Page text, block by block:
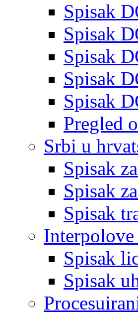
Spisak
Spisak
Spisak
Spisak
Spisak
Pregled
Srbi u
Spisak
Spisak
Spisak
Spisak
Spisak